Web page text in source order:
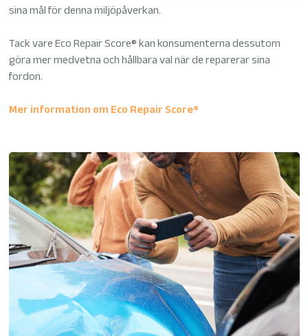
sina mål för denna miljöpåverkan.
Tack vare Eco Repair Score® kan konsumenterna dessutom
göra mer medvetna och hållbara val när de reparerar sina
fordon.
Mer information om Eco Repair Score®
Image